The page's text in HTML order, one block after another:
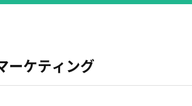
ーケティング